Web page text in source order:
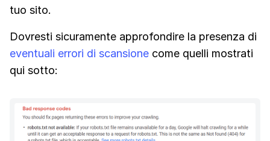
tuo sito.
Dovresti sicuramente approfondire la presenza di
eventuali errori di scansione come quelli mostrati
qui sotto: